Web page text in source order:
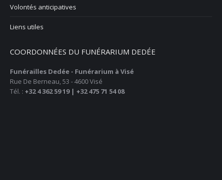
Volontés anticipatives
Liens utiles
COORDONNÉES DU FUNÉRARIUM DEDÉE
Funérailles Dedée - Funérarium à Visé
Rue De Berneau, 53 - 4600 Visé
Tél. : +32 4 362 59 19| +32 475 71 54 08